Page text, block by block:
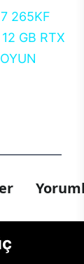
265KF
GB RTX